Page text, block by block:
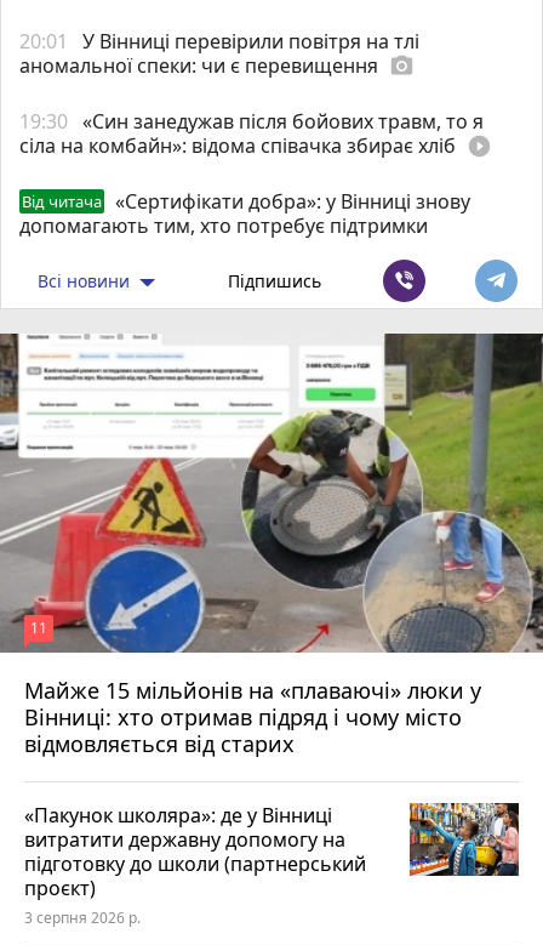
20:01
У Вінниці перевірили повітря на тлі
аномальної спеки: чи є перевищення photo_camera
19:30 «Син занедужав після бойових травм, то я
сіла на комбайн»: відома співачка збирає хліб play_circle_filled
Від читача
«Сертифікати добра»: у Вінниці знову
допомагають тим, хто потребує підтримки
Всі новини Підпишись
Майже 15 мільйонів на «плаваючі» люки у
Вінниці: хто отримав підряд і чому місто
відмовляється від старих
11
«Пакунок школяра»: де у Вінниці
витратити державну допомогу на
підготовку до школи (партнерський
проєкт)
3 серпня 2026 р.